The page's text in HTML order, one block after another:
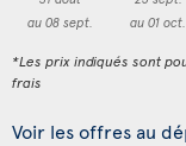
au 08 sept.
au 01 oct.
*Les prix indiqués sont
frais
Voir les offres au